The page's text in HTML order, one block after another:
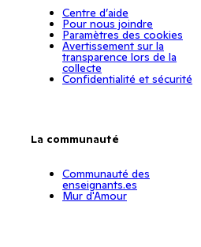
Centre d’aide
Pour nous joindre
Paramètres des cookies
Avertissement sur la
transparence lors de la
collecte
Confidentialité et sécurité
La communauté
Communauté des
enseignants.es
Mur d'Amour